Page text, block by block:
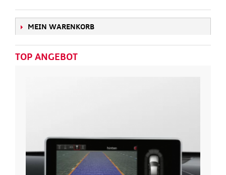
MEIN WARENKORB
TOP ANGEBOT